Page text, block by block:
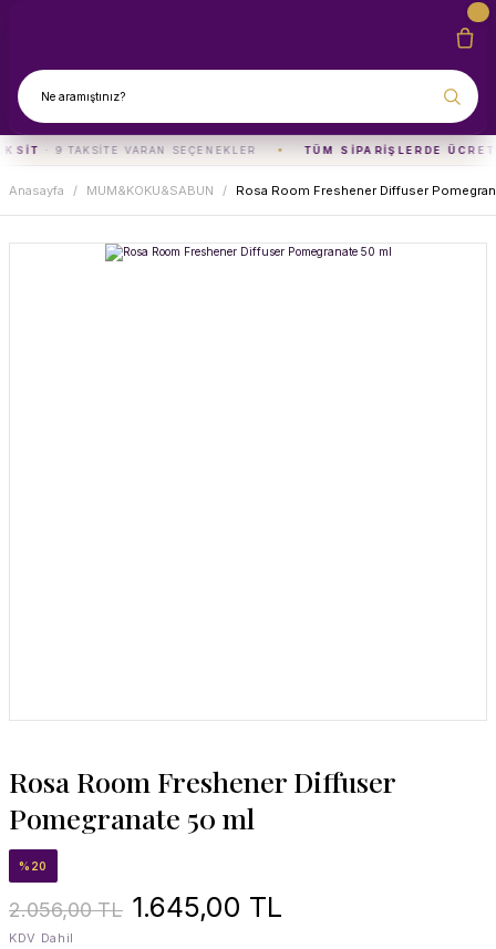
· 9 TAKSITE VARAN SEÇENEKLER TÜM SIPARIŞLERDE
Anasayfa MUM&KOKU&SABUN Rosa Room Freshener Diffuser
Rosa Room Freshener Diffuser
Pomegranate 50 ml
%20
2.056,00 TL 1.645,00 TL
KDV Dahil